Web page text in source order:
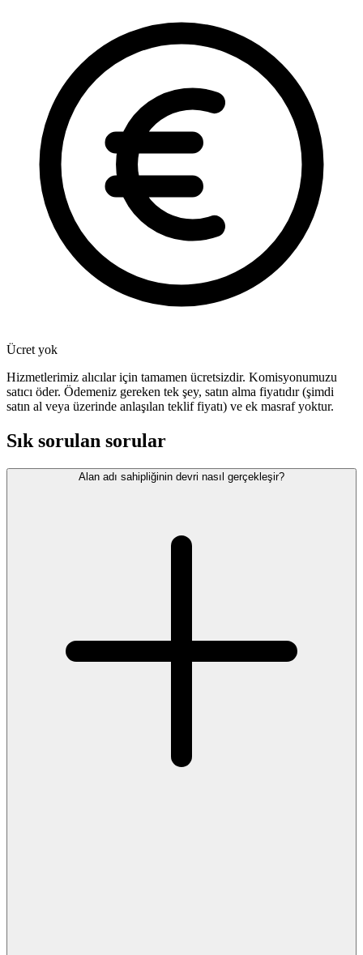
Ücret yok
Hizmetlerimiz alıcılar için tamamen ücretsizdir. Komisyonumuzu
satıcı öder. Ödemeniz gereken tek şey, satın alma fiyatıdır (şimdi
satın al veya üzerinde anlaşılan teklif fiyatı) ve ek masraf yoktur.
Sık sorulan sorular
Alan adı sahipliğinin devri nasıl gerçekleşir?